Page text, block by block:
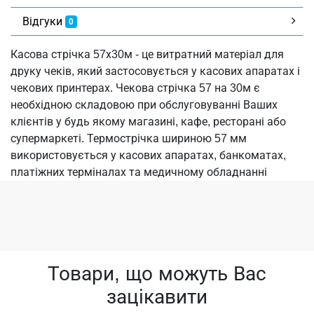
Відгуки 0
Касова стрічка 57х30м - це витратний матеріал для
друку чеків, який застосовується у касових апаратах і
чекових принтерах. Чекова стрічка 57 на 30м є
необхідною складовою при обслуговуванні Ваших
клієнтів у будь якому магазині, кафе, ресторані або
супермаркеті. Термострічка шириною 57 мм
використовується у касових апаратах, банкоматах,
платіжних терміналах та медичному обладнанні
Товари, що можуть Вас
зацікавити